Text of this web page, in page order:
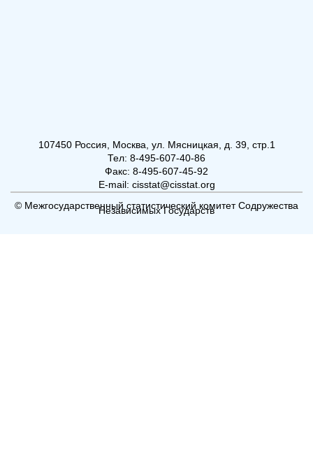
107450 Россия, Москва, ул. Мясницкая, д. 39, стр.1
Тел: 8-495-607-40-86
Факс: 8-495-607-45-92
E-mail: cisstat@cisstat.org
© Межгосударственный статистический комитет Содружества
Независимых Государств